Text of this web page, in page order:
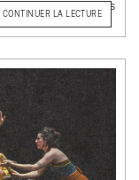
navigue du français
CONTINUER LA LECTUREDE